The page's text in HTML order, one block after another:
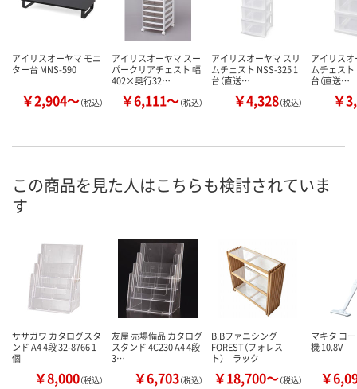
アイリスオーヤマ モニ
ター台 MNS-590
￥2,904～（税込）
アイリスオーヤマ スー
パークリアチェスト 幅
402×奥行32…
￥6,111～（税込）
アイリスオーヤマ スリ
ムチェスト NSS-325 1
台（直送…
￥4,328（税込）
アイリス
ムチェスト
台（直送…
￥
この商品を見た人はこちらも検討されていま
す
ササガワ カタログスタ
ンド A4 4段 32-8766 1
個
￥8,000（税込）
友屋 売場備品 カタログ
スタンド 4C230 A4 4段
3…
￥6,703（税込）
B.Bファニシング
FOREST（フォレス
ト） ラック
￥18,700～（税込）
マキタ コ
機 10.8V
￥